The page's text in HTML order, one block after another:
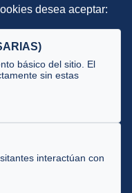
desea aceptar:
básico del sitio. El
sin estas
interactúan con